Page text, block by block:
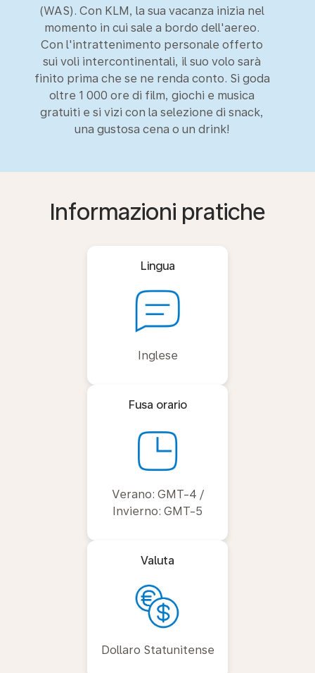
(WAS). Con KLM, la sua vacanza inizia nel
momento in cui sale a bordo dell'aereo.
Con l'intrattenimento personale offerto
sui voli intercontinentali, il suo volo sarà
finito prima che se ne renda conto. Si goda
oltre 1 000 ore di film, giochi e musica
gratuiti e si vizi con la selezione di snack,
una gustosa cena o un drink!
Informazioni pratiche
Lingua
Inglese
Fusa orario
Verano: GMT-4 /
Invierno: GMT-5
Valuta
Dollaro Statunitense